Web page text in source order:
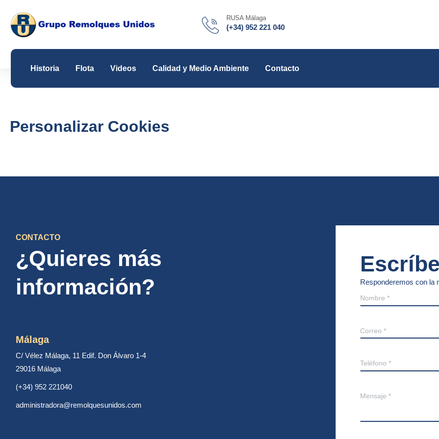
contenido
RUSA Málaga
(+34) 952 221 040
Historia Flota Videos Calidad y Medio Ambiente Contacto
Personalizar Cookies
CONTACTO
¿Quieres más
información?
Málaga
C/ Vélez Málaga, 11 Edif. Don Álvaro 1-4
29016 Málaga
(+34) 952 221040
administradora@remolquesunidos.com
Responderemos con la
Nombre *
Correo *
Teléfono *
Mensaje *